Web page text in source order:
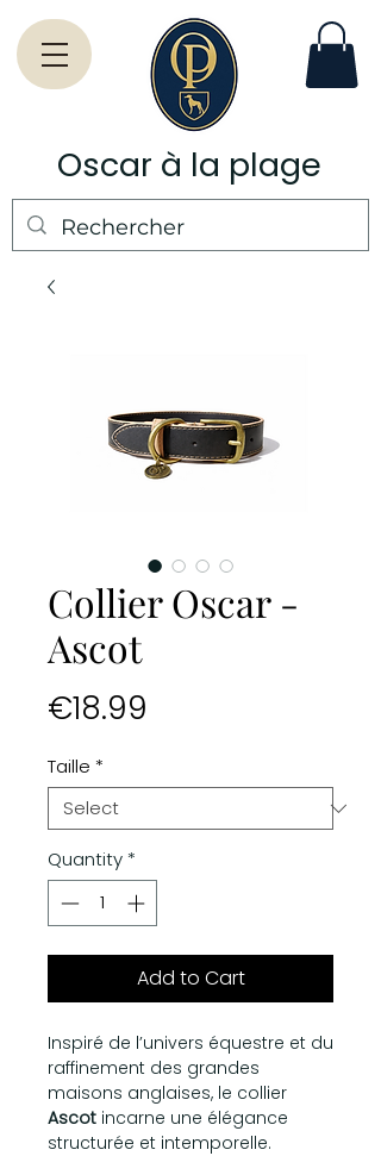
Oscar à la plage
Collier Oscar -
Ascot
€18.99
Taille *
Quantity *
Add to Cart
Inspiré de l’univers équestre et du
raffinement des grandes
maisons anglaises, le collier
Ascot incarne une élégance
structurée et intemporelle.